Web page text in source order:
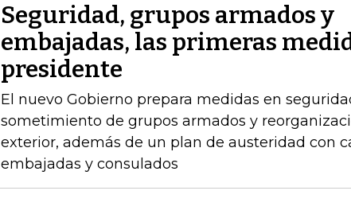
Seguridad, grupos armados y
embajadas, las primeras
presidente
El nuevo Gobierno prepara medidas en
sometimiento de grupos armados y
exterior, además de un plan de austeridad con
embajadas y consulados